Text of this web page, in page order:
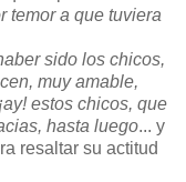
temor a que tuviera
sido los chicos,
muy amable,
estos chicos, que
hasta luego... y
resaltar su actitud